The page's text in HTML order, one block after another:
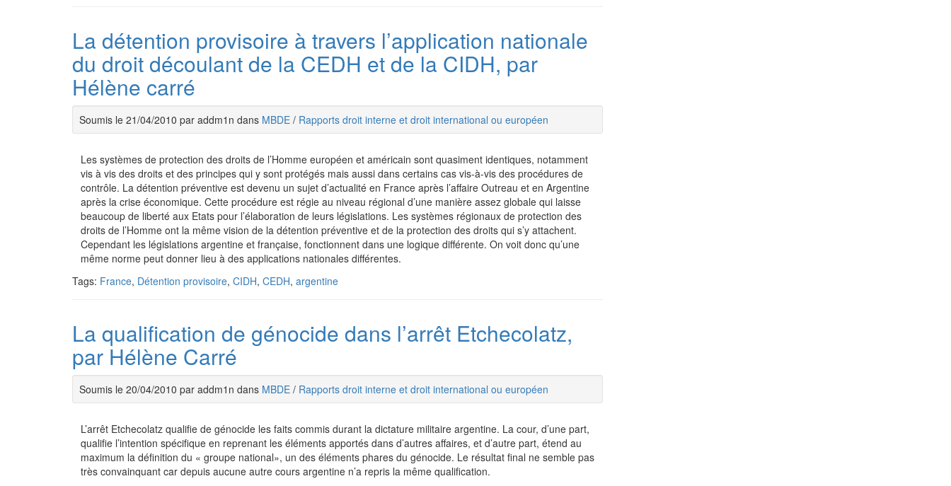
La détention provisoire à travers l’application nationale
du droit découlant de la CEDH et de la CIDH, par
Hélène carré
Soumis le 21/04/2010 par addm1n dans MBDE / Rapports droit interne et droit international ou européen
Les systèmes de protection des droits de l’Homme européen et américain sont quasiment identiques, notamment
vis à vis des droits et des principes qui y sont protégés mais aussi dans certains cas vis-à-vis des procédures de
contrôle. La détention préventive est devenu un sujet d’actualité en France après l’affaire Outreau et en Argentine
après la crise économique. Cette procédure est régie au niveau régional d’une manière assez globale qui laisse
beaucoup de liberté aux Etats pour l’élaboration de leurs législations. Les systèmes régionaux de protection des
droits de l’Homme ont la même vision de la détention préventive et de la protection des droits qui s’y attachent.
Cependant les législations argentine et française, fonctionnent dans une logique différente. On voit donc qu’une
même norme peut donner lieu à des applications nationales différentes.
Tags: France, Détention provisoire, CIDH, CEDH, argentine
La qualification de génocide dans l’arrêt Etchecolatz,
par Hélène Carré
Soumis le 20/04/2010 par addm1n dans MBDE / Rapports droit interne et droit international ou européen
L’arrêt Etchecolatz qualifie de génocide les faits commis durant la dictature militaire argentine. La cour, d’une part,
qualifie l’intention spécifique en reprenant les éléments apportés dans d’autres affaires, et d’autre part, étend au
maximum la définition du « groupe national», un des éléments phares du génocide. Le résultat final ne semble pas
très convainquant car depuis aucune autre cours argentine n’a repris la même qualification.